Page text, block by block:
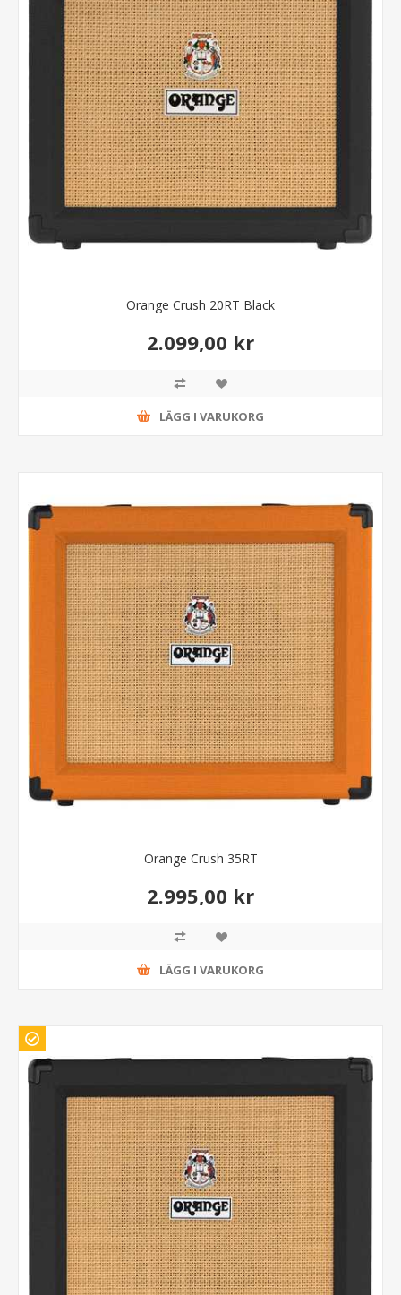
Orange Crush 20RT Black
2.099,00 kr
LÄGG I VARUKORG
Orange Crush 35RT
2.995,00 kr
LÄGG I VARUKORG